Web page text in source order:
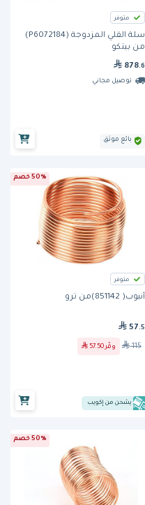
متوفر
سلة القلي المزدوجة (P6072184)
من بيتكو
878.6
توصيل مجاني
بائع موثق
50% خصم
متوفر
أنبوب( 851142)من ترو
57 .5
115 وفّر 57.50
يشحن من إكويب
50% خصم